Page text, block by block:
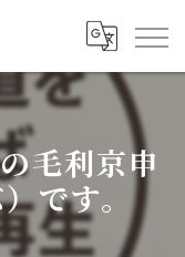
毛利京申
）です。